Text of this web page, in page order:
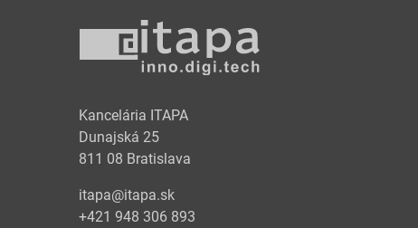
Kancelária ITAPA
Dunajská 25
811 08 Bratislava
itapa@itapa.sk
+421 948 306 893